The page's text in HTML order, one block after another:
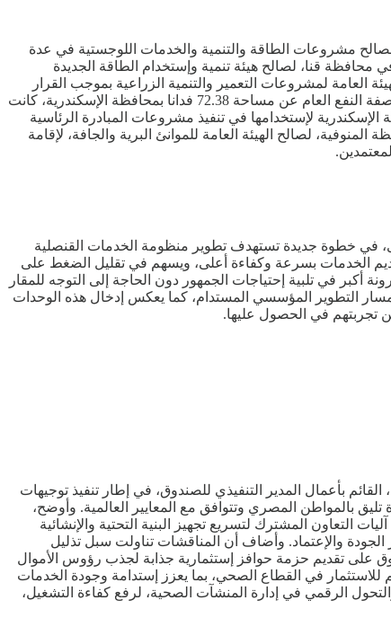
مشروعات الطاقة والتنمية والخدمات اللوجستية في عدة
خاصة بناحية نجع حمادي في محافظة قنا، لصالح هيئة تنمية وإستخدام الطاقة الجديدة
مساحة 4142 فدانا من الأراضي التي سبق تخصيصها للهيئة العامة لمشروعات التعمير والتنمية الزراعية بموجب القرار
الجمهوري رقم 341 لسنة 2014، وذلك وفقا للقواعد والقوانين المنظمة في هذا الشأن. كما نص القرار الجمهوري رقم 85 لسنة 2026 على إزالة صفة النفع العام عن مساحة 72.38 فدانا بمحافظة الإسكندرية، كانت
لإستخدامها في تنفيذ مشروعات المبادرة الرئاسية
بتخصيص قطعة أرض بمساحة 16.82 فدانا بمدينة السادات في محافظة المنوفية، لصالح الهيئة العامة للموانئ البرية والجافة، لإقامة
الكبرى، في خطوة جديدة تستهدف تطوير منظومة الخدمات القنصلية
الخدمات بسرعة وكفاءة أعلى، ويسهم في تقليل الضغط على
أكبر في تلبية إحتياجات الجمهور دون الحاجة إلى التوجه للمقار
مسار التطوير المؤسسي المستدام، كما يعكس إدخال هذه الوحدات
تجربتهم في الحصول عليها.
بأعمال المدير التنفيذي للصندوق، في إطار تنفيذ توجيهات
بالمواطن المصري وتتوافق مع المعايير العالمية. وأوضح،
المشترك لتسريع تجهيز البنية التحتية والإنشائية
والإعتماد. وأضاف أن المناقشات تناولت سبل تذليل
على تقديم حزمة حوافز إستثمارية جذابة لجذب رؤوس الأموال
للاستثمار في القطاع الصحي، بما يعزز إستدامة وجودة الخدمات
الرقمي في إدارة المنشآت الصحية، لرفع كفاءة التشغيل،